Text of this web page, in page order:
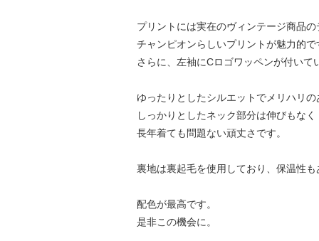
プリントには実在のヴィンテージ商品
チャンピオンらしいプリントが魅力的で
さらに、左袖にCロゴワッペンが付い
ゆったりとしたシルエットでメリハリ
しっかりとしたネック部分は伸びもなく
長年着ても問題ない頑丈さです。
裏地は裏起毛を使用しており、保温性
配色が最高です。
是非この機会に。